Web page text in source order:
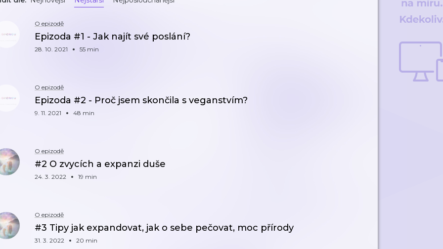
O epizodě
Epizoda #1 - Jak najít své poslání?
28. 10. 2021 55 min
O epizodě
Epizoda #2 - Proč jsem skončila s veganstvím?
9. 11. 2021 48 min
O epizodě
#2 O zvycích a expanzi duše
24. 3. 2022 19 min
O epizodě
#3 Tipy jak expandovat, jak o sebe pečovat, moc přírody
31. 3. 2022 20 min